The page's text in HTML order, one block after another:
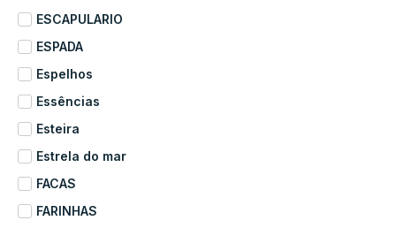
ESCAPULARIO
ESPADA
Espelhos
Essências
Esteira
Estrela do mar
FACAS
FARINHAS